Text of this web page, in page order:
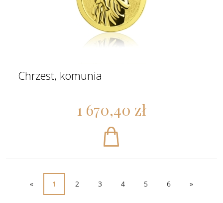
Chrzest, komunia
1 670,40 zł
« 1 2 3 4 5 6 »